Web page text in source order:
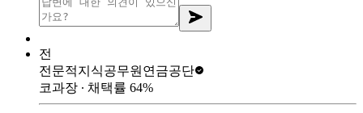
전
전문적지식공무원연금공단
코과장 ∙ 채택률 64%